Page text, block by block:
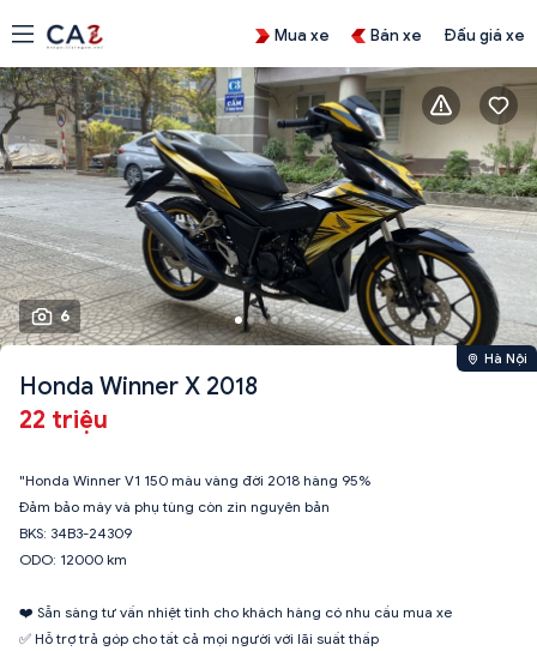
Mua xe Bán xe Đấu giá xe
6
Hà Nội
Honda Winner X 2018
22 triệu
"Honda Winner V1 150 màu vàng đời 2018 hàng 95%
Đảm bảo máy và phụ tùng còn zin nguyên bản
BKS: 34B3-24309
ODO: 12000 km
❤️ Sẵn sàng tư vấn nhiệt tình cho khách hàng có nhu cầu mua xe
✅ Hỗ trợ trả góp cho tất cả mọi người với lãi suất thấp